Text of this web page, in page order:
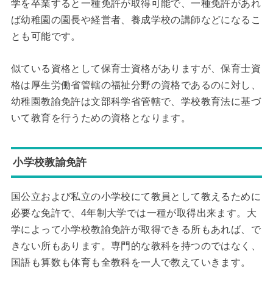
学を卒業すると一種免許が取得可能で、一種免許があれ
ば幼稚園の園長や経営者、養成学校の講師などになるこ
とも可能です。
似ている資格として保育士資格がありますが、保育士資
格は厚生労働省管轄の福祉分野の資格であるのに対し、
幼稚園教諭免許は文部科学省管轄で、学校教育法に基づ
いて教育を行うための資格となります。
小学校教諭免許
国公立および私立の小学校にて教員として教えるために
必要な免許で、4年制大学では一種が取得出来ます。大
学によって小学校教諭免許が取得できる所もあれば、で
きない所もあります。専門的な教科を持つのではなく、
国語も算数も体育も全教科を一人で教えていきます。